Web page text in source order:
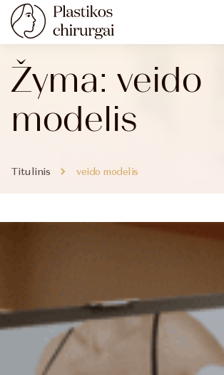
Žyma: veido
modelis
Titulinis veido modelis